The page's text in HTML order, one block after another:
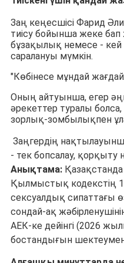
Заң кеңесшісі Фарид
тиісу бойынша жеке
бұзақылық немесе - кей
саралануы мүмкін.
"Көбінесе мұндай
Оның айтуынша, егер
әрекеттер туралы болса,
зорлық-зомбылықпен
Заңгердің
- тек бопсалау, қорқыту
Анықтама:
Қылмыстық кодекстің
сексуалдық сипаттағы
сондай-ақ
АЕК-ке дейінгі (2026
бостандығын